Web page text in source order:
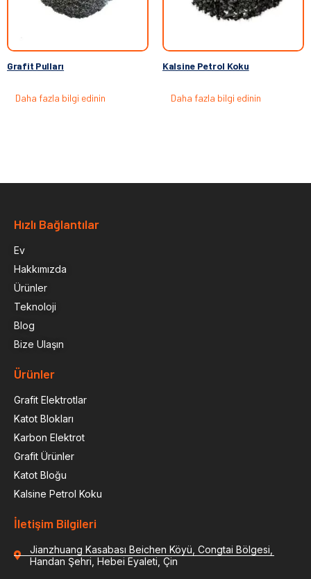
Grafit Pulları
Daha fazla bilgi edinin
Kalsine Petrol Koku
Daha fazla bilgi edinin
Hızlı Bağlantılar
Ev
Hakkımızda
Ürünler
Teknoloji
Blog
Bize Ulaşın
Ürünler
Grafit Elektrotlar
Katot Blokları
Karbon Elektrot
Grafit Ürünler
Katot Bloğu
Kalsine Petrol Koku
İletişim Bilgileri
Jianzhuang Kasabası Beichen Köyü, Congtai Bölgesi,
Handan Şehri, Hebei Eyaleti, Çin